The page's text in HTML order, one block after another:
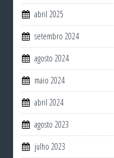
abril 2025
setembro 2024
agosto 2024
maio 2024
abril 2024
agosto 2023
julho 2023